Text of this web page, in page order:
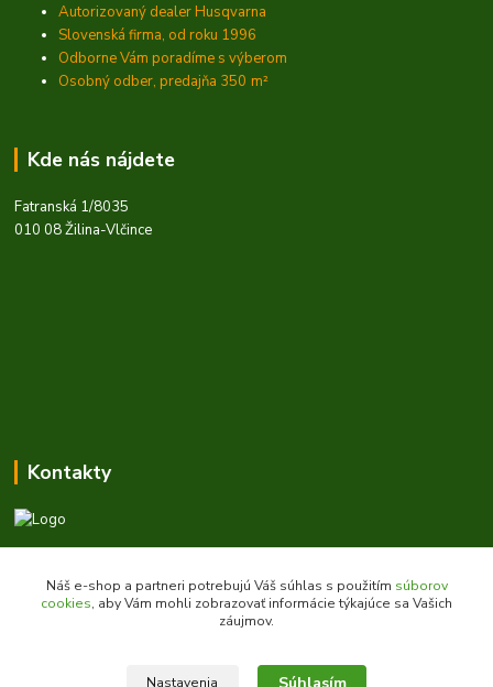
Autorizovaný dealer Husqvarna
Slovenská firma, od roku 1996
Odborne Vám poradíme s výberom
Osobný odber, predajňa 350 m²
Kde nás nájdete
Fatranská 1/8035
010 08 Žilina-Vlčince
Kontakty
Zákaznícka podpora daes.sk
+421 903 707 668
(Po-Pia, 8-16 hod.)
Náš e-shop a partneri potrebujú Váš súhlas s použitím súborov
cookies, aby Vám mohli zobrazovať informácie týkajúce sa Vašich
záujmov.
Nastavenia